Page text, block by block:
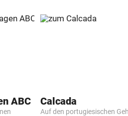
ABC Calcada
Auf den portugiesischen